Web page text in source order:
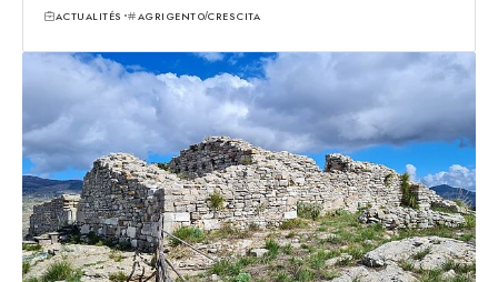
ACTUALITÉS AGRIGENTOCRESCITA